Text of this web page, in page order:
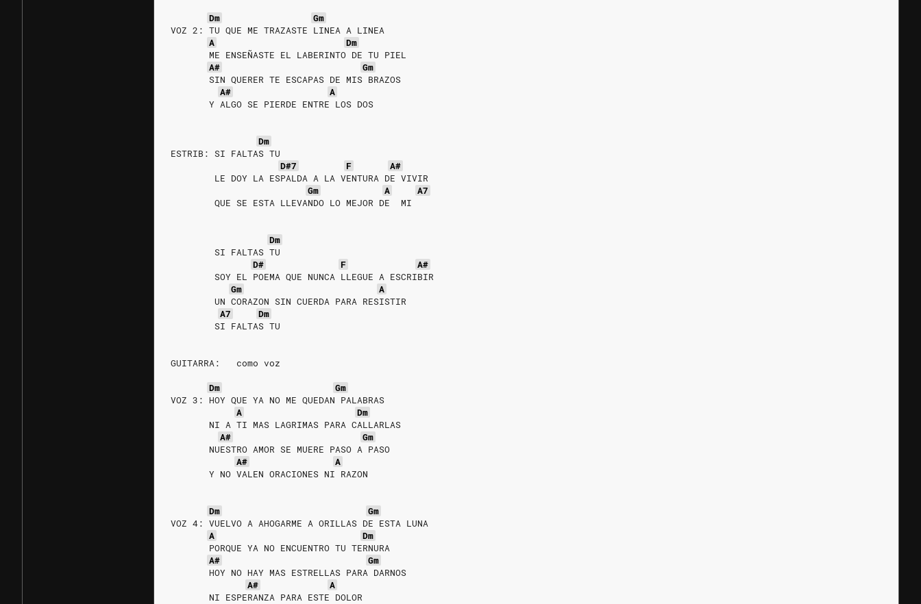
Dm
Gm
VOZ 2: TU QUE ME TRAZASTE LINEA A LINEA
A
Dm
       ME ENSEÑASTE EL LABERINTO DE TU PIEL
A#
Gm
       SIN QUERER TE ESCAPAS DE MIS BRAZOS
A#
A
       Y ALGO SE PIERDE ENTRE LOS DOS
Dm
ESTRIB: SI FALTAS TU
D#7
F
A#
        LE DOY LA ESPALDA A LA VENTURA DE VIVIR
Gm
A
A7
        QUE SE ESTA LLEVANDO LO MEJOR DE  MI
Dm
        SI FALTAS TU
D#
F
A#
        SOY EL POEMA QUE NUNCA LLEGUE A ESCRIBIR
Gm
A
        UN CORAZON SIN CUERDA PARA RESISTIR
A7
Dm
        SI FALTAS TU
GUITARRA:   como voz
Dm
Gm
VOZ 3: HOY QUE YA NO ME QUEDAN PALABRAS
A
Dm
       NI A TI MAS LAGRIMAS PARA CALLARLAS
A#
Gm
       NUESTRO AMOR SE MUERE PASO A PASO
A#
A
       Y NO VALEN ORACIONES NI RAZON
Dm
Gm
VOZ 4: VUELVO A AHOGARME A ORILLAS DE ESTA LUNA
A
Dm
       PORQUE YA NO ENCUENTRO TU TERNURA
A#
Gm
       HOY NO HAY MAS ESTRELLAS PARA DARNOS
A#
A
       NI ESPERANZA PARA ESTE DOLOR